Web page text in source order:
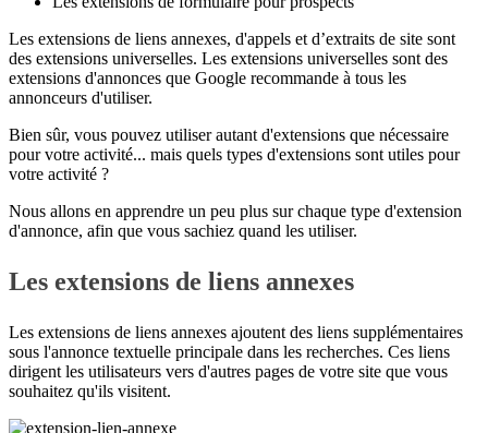
Les extensions de liens annexes, d'appels et d’extraits de site sont
des extensions universelles. Les extensions universelles sont des
extensions d'annonces que Google recommande à tous les
annonceurs d'utiliser.
Bien sûr, vous pouvez utiliser autant d'extensions que nécessaire
pour votre activité... mais quels types d'extensions sont utiles pour
votre activité ?
Nous allons en apprendre un peu plus sur chaque type d'extension
d'annonce, afin que vous sachiez quand les utiliser.
Les extensions de liens annexes
Les extensions de liens annexes ajoutent des liens supplémentaires
sous l'annonce textuelle principale dans les recherches. Ces liens
dirigent les utilisateurs vers d'autres pages de votre site que vous
souhaitez qu'ils visitent.